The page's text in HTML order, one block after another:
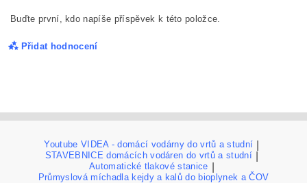
Buďte první, kdo napíše příspěvek k této položce.
Přidat hodnocení
Youtube VIDEA - domácí vodárny do vrtů a studní
STAVEBNICE domácích vodáren do vrtů a studní
Automatické tlakové stanice
Průmyslová míchadla kejdy a kalů do bioplynek a ČOV